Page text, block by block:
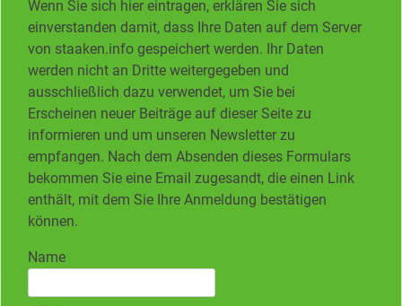
Wenn Sie sich hier eintragen, erklären Sie sich
einverstanden damit, dass Ihre Daten auf dem Server
von staaken.info gespeichert werden. Ihr Daten
werden nicht an Dritte weitergegeben und
ausschließlich dazu verwendet, um Sie bei
Erscheinen neuer Beiträge auf dieser Seite zu
informieren und um unseren Newsletter zu
empfangen. Nach dem Absenden dieses Formulars
bekommen Sie eine Email zugesandt, die einen Link
enthält, mit dem Sie Ihre Anmeldung bestätigen
können.
Name